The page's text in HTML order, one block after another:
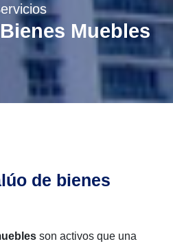
Muebles
de bienes
son activos que una